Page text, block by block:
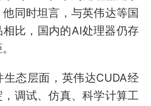
同时坦言，与英伟达等国
比，国内的AI处理器仍存
生态层面，英伟达CUDA经
调试、仿真、科学计算工